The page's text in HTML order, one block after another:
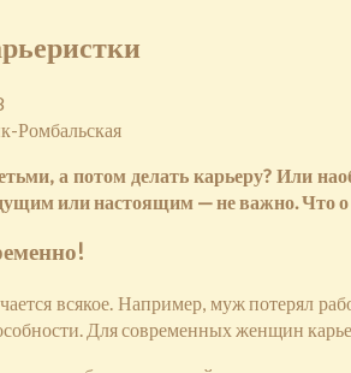
Ромбальская
а потом делать карьеру? Или
или настоящим — не важно. Что
всякое. Например, муж потерял
Для современных женщин